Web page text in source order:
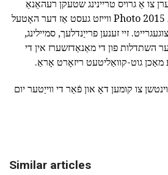
צו אַ גרויס טריינינג שטעקן רעהאַנאַ
שאַרם רעסאָרט 4. תגובות 2015 Photo ווייזט געסט אַז דער האָטעל
זיי זענען פרייַנדלעך, סמיילינג,
השתדלות פון די מאַנאַדזשערז אין די
גוט-קוואַליטעט ריזאָרט אָראַ.
צו קומען דאָ און פֿאַר די ווייַטער יום
Similar articles